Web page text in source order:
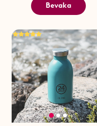
Bevaka